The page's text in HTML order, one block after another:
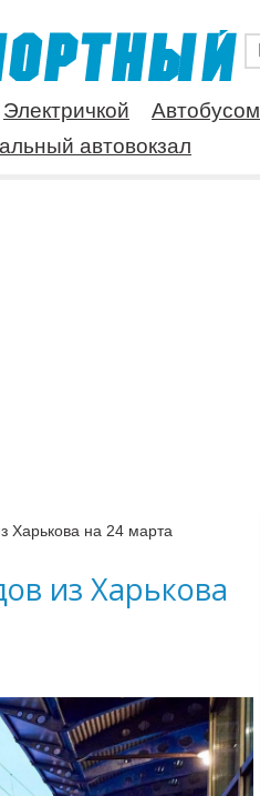
Электричкой Автобусом
автовокзал
Харькова на 24 марта
из Харькова